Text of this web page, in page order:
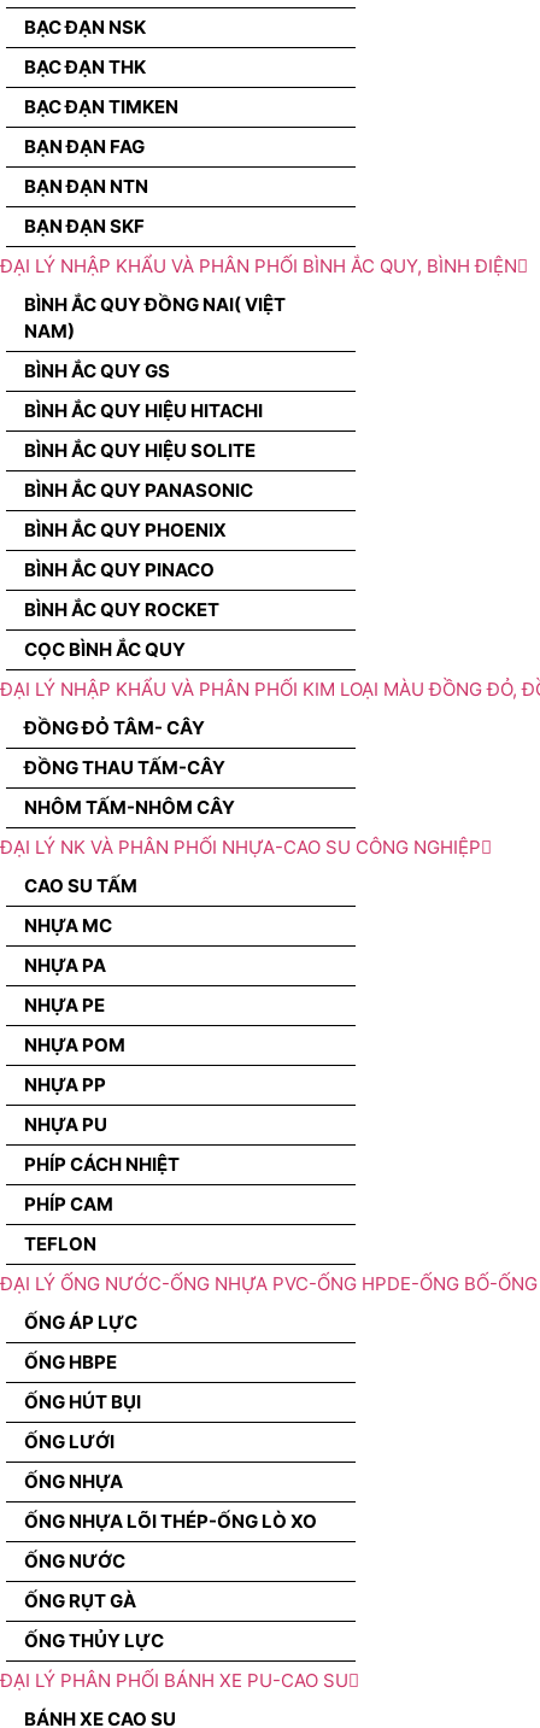
BẠC ĐẠN NSK
BẠC ĐẠN THK
BẠC ĐẠN TIMKEN
BẠN ĐẠN FAG
BẠN ĐẠN NTN
BẠN ĐẠN SKF
ĐẠI LÝ NHẬP KHẨU VÀ PHÂN PHỐI BÌNH ẮC QUY, BÌNH ĐIỆN
BÌNH ẮC QUY ĐỒNG NAI( VIỆT
NAM)
BÌNH ẮC QUY GS
BÌNH ẮC QUY HIỆU HITACHI
BÌNH ẮC QUY HIỆU SOLITE
BÌNH ẮC QUY PANASONIC
BÌNH ẮC QUY PHOENIX
BÌNH ẮC QUY PINACO
BÌNH ẮC QUY ROCKET
CỌC BÌNH ẮC QUY
ĐẠI LÝ NHẬP KHẨU VÀ PHÂN PHỐI KIM LOẠI MÀU ĐỒNG ĐỎ,
ĐỒNG ĐỎ TÂM- CÂY
ĐỒNG THAU TẤM-CÂY
NHÔM TẤM-NHÔM CÂY
ĐẠI LÝ NK VÀ PHÂN PHỐI NHỰA-CAO SU CÔNG NGHIỆP
CAO SU TẤM
NHỰA MC
NHỰA PA
NHỰA PE
NHỰA POM
NHỰA PP
NHỰA PU
PHÍP CÁCH NHIỆT
PHÍP CAM
TEFLON
ĐẠI LÝ ỐNG NƯỚC-ỐNG NHỰA PVC-ỐNG HPDE-ỐNG BỐ-
ỐNG ÁP LỰC
ỐNG HBPE
ỐNG HÚT BỤI
ỐNG LƯỚI
ỐNG NHỰA
ỐNG NHỰA LÕI THÉP-ỐNG LÒ XO
ỐNG NƯỚC
ỐNG RỤT GÀ
ỐNG THỦY LỰC
ĐẠI LÝ PHÂN PHỐI BÁNH XE PU-CAO SU
BÁNH XE CAO SU